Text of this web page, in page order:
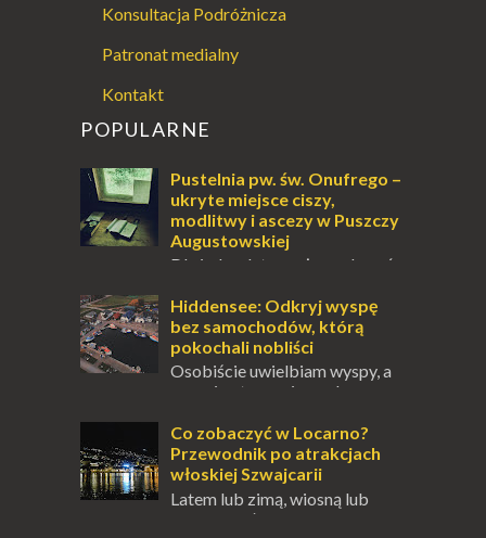
Konsultacja Podróżnicza
Patronat medialny
Kontakt
POPULARNE
Pustelnia pw. św. Onufrego –
ukryte miejsce ciszy,
modlitwy i ascezy w Puszczy
Augustowskiej
Dla jednych to może wydawać
przetrwania lub romantycznym życiem. Dla
innych to nieustanne przebywanie z B...
Hiddensee: Odkryj wyspę
bez samochodów, którą
pokochali nobliści
Osobiście uwielbiam wyspy, a
uczucie otoczenia wodą
pośrodku Bałtyku? To zawsze brzmi jak
doskonał...
Co zobaczyć w Locarno?
Przewodnik po atrakcjach
włoskiej Szwajcarii
Latem lub zimą, wiosną lub
jesienią, południe Szwajcarii to